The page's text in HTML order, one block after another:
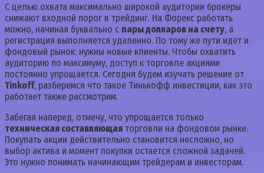
С целью охвата максимально широкой аудитории брокеры
снижают входной порог в трейдинг. На Форекс работать
можно, начиная буквально с пары долларов на счету, а
регистрация выполняется удаленно. По тому же пути идет и
фондовый рынок: нужны новые клиенты. Чтобы охватить
аудиторию по максимуму, доступ к торговле акциями
постоянно упрощается. Сегодня будем изучать решение от
Tinkoff, разберемся что такое Тинькофф инвестиции, как это
работает также рассмотрим.
Забегая наперед, отмечу, что упрощается только
техническая составляющая торговли на фондовом рынке.
Покупать акции действительно становится несложно, но
выбор актива и момент покупки остается сложной задачей.
Это нужно понимать начинающим трейдерам и инвесторам.